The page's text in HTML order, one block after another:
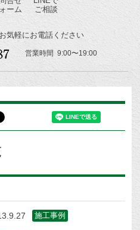
ーム
ご相談
お気軽にお電話ください
営業時間 9:00〜19:00
施工事例